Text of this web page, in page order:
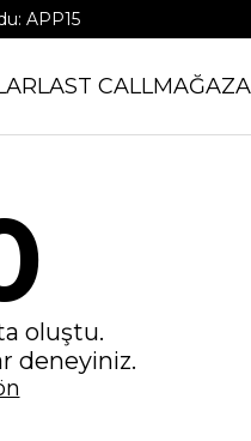
APP15
LAST CALL
oluştu.
deneyiniz.